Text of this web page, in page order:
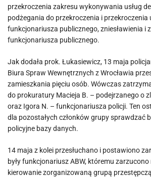
przekroczenia zakresu wykonywania usług
podżegania do przekroczenia i przekroczenia
funkcjonariusza publicznego, zniesławienia i
funkcjonariusza publicznego.
Jak dodała prok. Łukasiewicz, 13 maja
Biura Spraw Wewnętrznych z Wrocławia
zamieszkania pięciu osób. Wówczas
do prokuratury Macieja B. – podejrzanego o
oraz Igora N. – funkcjonariusza policji. Ten
dla pozostałych członków grupy sprawdzać
policyjne bazy danych.
14 maja z kolei przesłuchano i postawiono
były funkcjonariusz ABW, któremu
kierowanie zorganizowaną grupą